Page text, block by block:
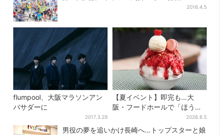
2016.4.5
flumpool、大阪マラソンアン
バサダーに
2017.3.29
【夏イベント】即完も…大
阪・フードホールで「ほうせ
き箱」の“限定かき氷”が復
活！一夜限りの盆踊りも
2026.8.5
男役の夢を追いかけ長崎へ…トップスターと娘